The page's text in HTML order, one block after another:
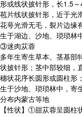
形或线状披针形，长1.5
苞片线状披针形，近于光
花萼光滑无毛，裂片边缘
生于湖边、沙地、琐琐林
③迷肉苁蓉
多年生寄生草本。茎基部
状披针形；茎中部较细，
穗状花序长圆形或圆柱形
生于沙地、琐琐林中，寄
分布内蒙古等地
【性状】①甜苁蓉呈圆柱